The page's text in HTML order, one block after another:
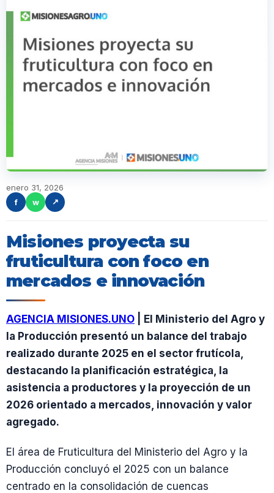
enero 31, 2026
f
w ↗
Misiones proyecta su
fruticultura con foco en
mercados e innovación
AGENCIA MISIONES.UNO | El Ministerio del Agro y
la Producción presentó un balance del trabajo
realizado durante 2025 en el sector frutícola,
destacando la planificación estratégica, la
asistencia a productores y la proyección de un
2026 orientado a mercados, innovación y valor
agregado.
El área de Fruticultura del Ministerio del Agro y la
Producción concluyó el 2025 con un balance
centrado en la consolidación de cuencas